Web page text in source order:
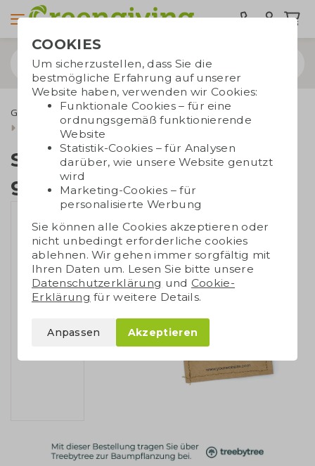
Grüne Werbegeschenke
Samentütchen
Samentütchen mit genähtem Rand
Samentütchen mit
genähtem Rand
COOKIES
Um sicherzustellen, dass Sie die
bestmögliche Erfahrung auf unserer
Website haben, verwenden wir Cookies:
Funktionale Cookies – für eine
ordnungsgemäß funktionierende
Website
Statistik-Cookies – für Analysen
darüber, wie unsere Website genutzt
wird
Marketing-Cookies – für
personalisierte Werbung
Sie können alle Cookies akzeptieren oder
nicht unbedingt erforderliche cookies
ablehnen. Wir gehen immer sorgfältig mit
Ihren Daten um. Lesen Sie bitte unsere
Datenschutzerklärung und Cookie-
Erklärung für weitere Details.
Anpassen Akzeptieren